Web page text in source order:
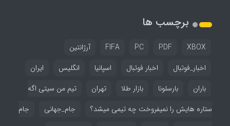
برچسب ها
FIFA PC PDF XBOX
آرژانتین
اخبار_فوتبال
اخبار فوتبال اسپانیا انگلیس
ایران
باران
بارسلونا بازار طلا تهران
تیم من سیتی اگه
ستاره هایش را نمیفروخت چه تیمی میشد؟
جام_جهانی
جام